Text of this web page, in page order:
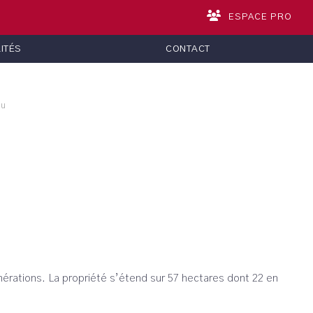
ESPACE PRO
CONTACT
La propriété s’étend sur 57 hectares dont 22 en